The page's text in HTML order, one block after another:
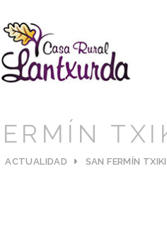
ACTUALIDAD SAN FERMÍN